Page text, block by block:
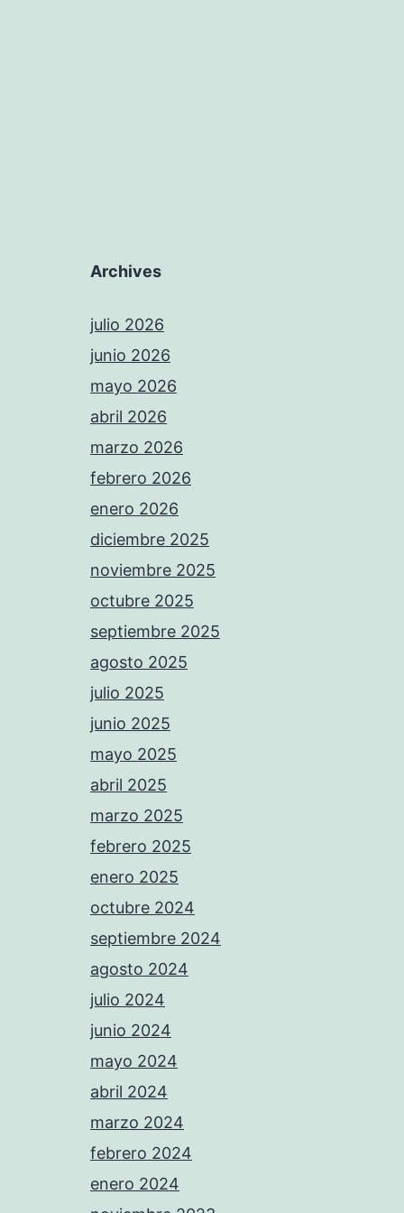
Archives
julio 2026
junio 2026
mayo 2026
abril 2026
marzo 2026
febrero 2026
enero 2026
diciembre 2025
noviembre 2025
octubre 2025
septiembre 2025
agosto 2025
julio 2025
junio 2025
mayo 2025
abril 2025
marzo 2025
febrero 2025
enero 2025
octubre 2024
septiembre 2024
agosto 2024
julio 2024
junio 2024
mayo 2024
abril 2024
marzo 2024
febrero 2024
enero 2024